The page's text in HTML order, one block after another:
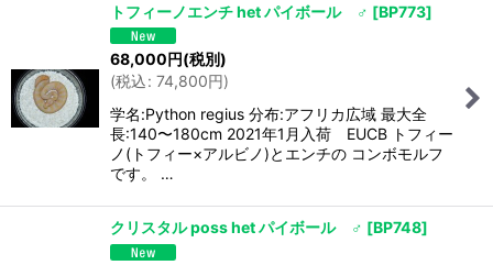
トフィーノエンチ het パイボール ♂ [BP773]
68,000円(税別)
(税込: 74,800円)
学名:Python regius 分布:アフリカ広域 最大全
長:140〜180cm 2021年1月入荷 EUCB トフィー
ノ(トフィー×アルビノ)とエンチの コンボモルフ
です。 …
クリスタル poss het パイボール ♂ [BP748]